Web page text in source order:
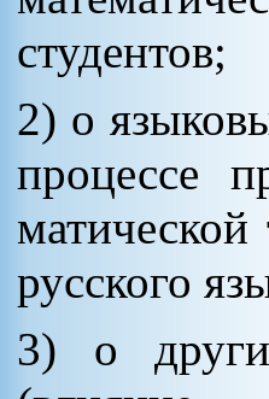
студентов;
2) о
процессе
русского
3) о